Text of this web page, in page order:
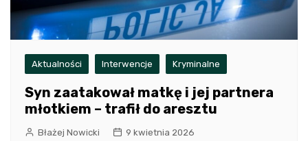
Aktualności Interwencje Kryminalne
Syn zaatakował matkę i jej partnera
młotkiem – trafił do aresztu
Błażej Nowicki 9 kwietnia 2026